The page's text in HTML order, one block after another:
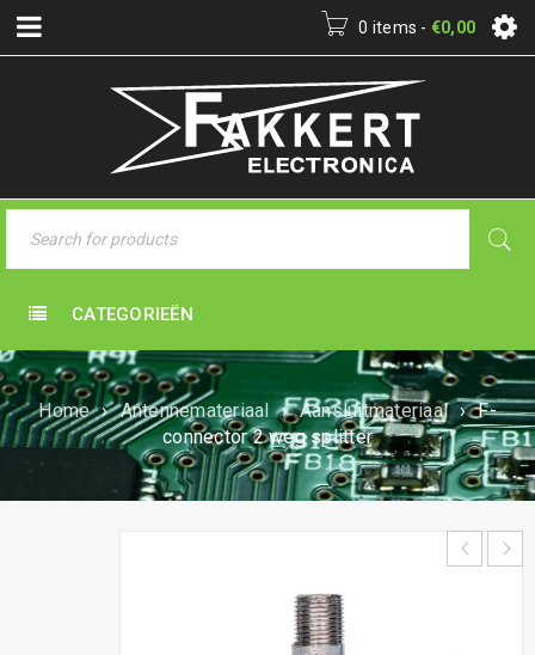
0 items - €0,00
CATEGORIEËN
Home › Antennemateriaal › Aansluitmateriaal › F-
connector 2 weg splitter